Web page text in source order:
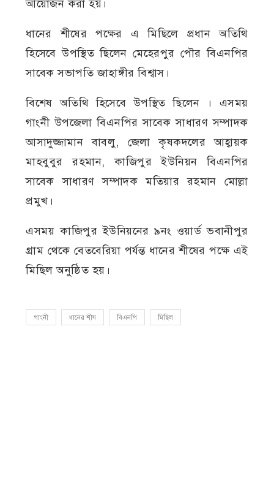
আয়োজন করা হয়।
ধানের শীষের পক্ষের এ মিছিলে প্রধান অতিথি
হিসেবে উপস্থিত ছিলেন মেহেরপুর পৌর বিএনপির
সাবেক সভাপতি জাহাঙ্গীর বিশ্বাস।
বিশেষ অতিথি হিসেবে উপস্থিত ছিলেন । এসময়
গাংনী উপজেলা বিএনপির সাবেক সাধারণ সম্পাদক
আসাদুজ্জামান বাবলু, জেলা কৃষকদলের আহ্বায়ক
মাহবুবুর রহমান, কাজিপুর ইউনিয়ন বিএনপির
সাবেক সাধারণ সম্পাদক মতিয়ার রহমান মোল্লা
প্রমুখ।
এসময় কাজিপুর ইউনিয়নের ৯নং ওয়ার্ড ভবানীপুর
গ্রাম থেকে বেতবেরিয়া পর্যন্ত ধানের শীষের পক্ষে এই
মিছিল অনুষ্ঠিত হয়।
গাংনী ধানের শীষ বিএনপি মিছিল